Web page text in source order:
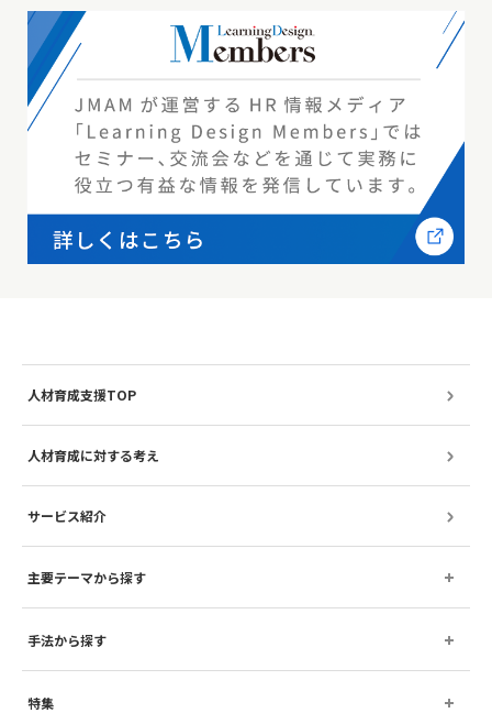
人材育成支援TOP
人材育成に対する考え
サービス紹介
主要テーマから探す
手法から探す
特集